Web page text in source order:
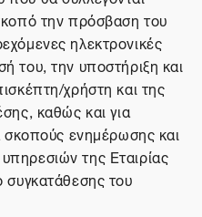
την πρόσβαση του
ηλεκτρονικές
του, την υποστήριξη και
χρήστη και της
καθώς και για
σκοπούς ενημέρωσης και
της Εταιρίας
συγκατάθεσης του